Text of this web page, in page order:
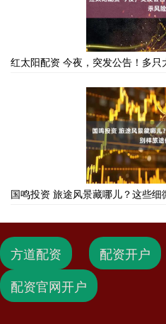
红太阳配资 今夜，突发公告！多只
国鸣投资 旅途风景藏哪儿？这些
方道配资 配资开户
配资官网开户